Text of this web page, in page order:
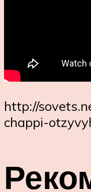
http://
chappi-